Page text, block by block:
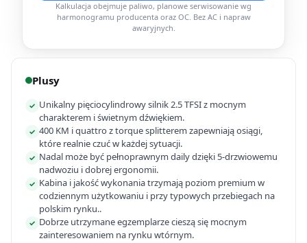
Kalkulacja obejmuje paliwo, planowe serwisowanie wg
harmonogramu producenta oraz OC. Bez AC i napraw
awaryjnych.
Plusy
✓ Unikalny pięciocylindrowy silnik 2.5 TFSI z mocnym
charakterem i świetnym dźwiękiem.
✓ 400 KM i quattro z torque splitterem zapewniają osiągi,
które realnie czuć w każdej sytuacji.
✓ Nadal może być pełnoprawnym daily dzięki 5-drzwiowemu
nadwoziu i dobrej ergonomii.
✓ Kabina i jakość wykonania trzymają poziom premium w
codziennym użytkowaniu i przy typowych przebiegach na
polskim rynku..
✓ Dobrze utrzymane egzemplarze cieszą się mocnym
zainteresowaniem na rynku wtórnym.